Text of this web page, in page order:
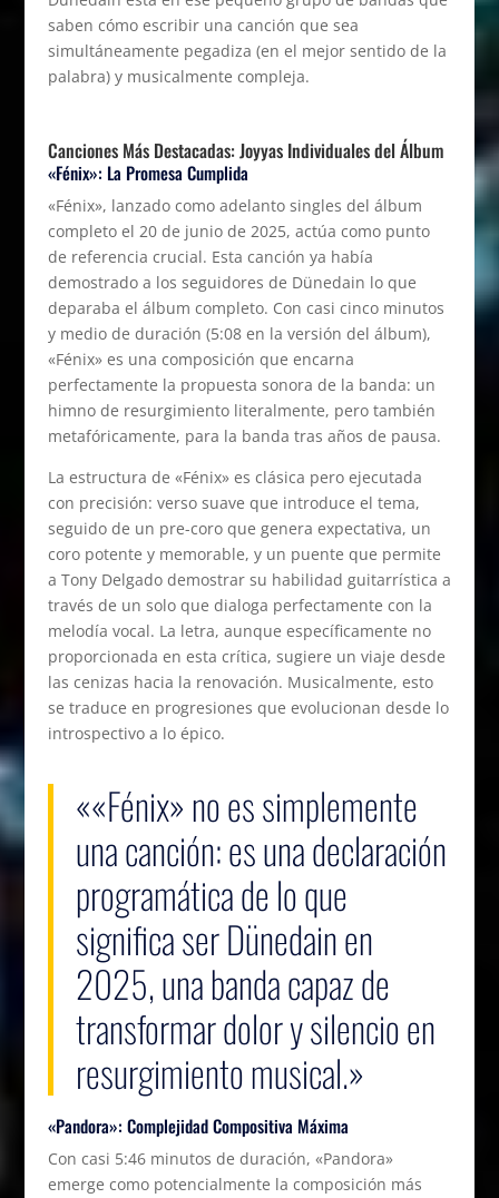
saben cómo escribir una canción que sea
simultáneamente pegadiza (en el mejor sentido de la
palabra) y musicalmente compleja.
Canciones Más Destacadas: Joyyas Individuales del Álbum
«Fénix»: La Promesa Cumplida
«Fénix», lanzado como adelanto singles del álbum
completo el 20 de junio de 2025, actúa como punto
de referencia crucial. Esta canción ya había
demostrado a los seguidores de Dünedain lo que
deparaba el álbum completo. Con casi cinco minutos
y medio de duración (5:08 en la versión del álbum),
«Fénix» es una composición que encarna
perfectamente la propuesta sonora de la banda: un
himno de resurgimiento literalmente, pero también
metafóricamente, para la banda tras años de pausa.
La estructura de «Fénix» es clásica pero ejecutada
con precisión: verso suave que introduce el tema,
seguido de un pre-coro que genera expectativa, un
coro potente y memorable, y un puente que permite
a Tony Delgado demostrar su habilidad guitarrística a
través de un solo que dialoga perfectamente con la
melodía vocal. La letra, aunque específicamente no
proporcionada en esta crítica, sugiere un viaje desde
las cenizas hacia la renovación. Musicalmente, esto
se traduce en progresiones que evolucionan desde lo
introspectivo a lo épico.
««Fénix» no es simplemente
una canción: es una declaración
programática de lo que
significa ser Dünedain en
2025, una banda capaz de
transformar dolor y silencio en
resurgimiento musical.»
«Pandora»: Complejidad Compositiva Máxima
Con casi 5:46 minutos de duración, «Pandora»
emerge como potencialmente la composición más